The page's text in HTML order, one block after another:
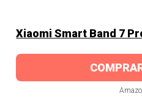
Xiaomi Smart Band 7